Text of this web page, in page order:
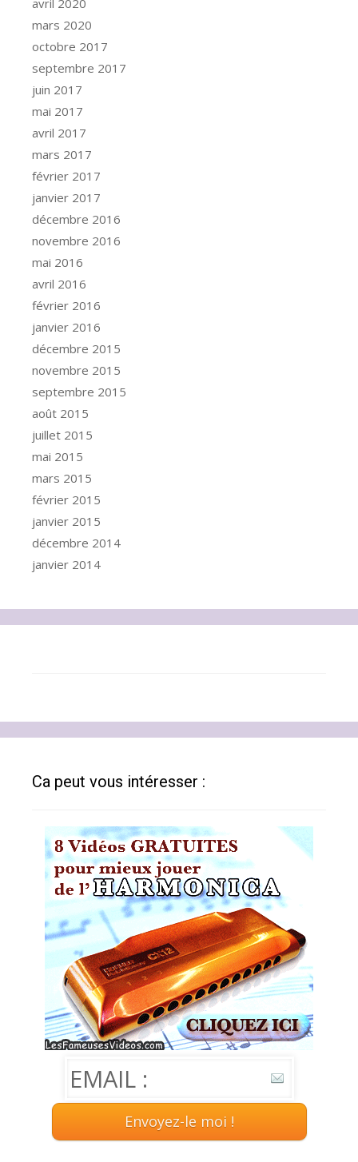
mars 2020
octobre 2017
septembre 2017
juin 2017
mai 2017
avril 2017
mars 2017
février 2017
janvier 2017
décembre 2016
novembre 2016
mai 2016
avril 2016
février 2016
janvier 2016
décembre 2015
novembre 2015
septembre 2015
août 2015
juillet 2015
mai 2015
mars 2015
février 2015
janvier 2015
décembre 2014
janvier 2014
Ca peut vous intéresser :